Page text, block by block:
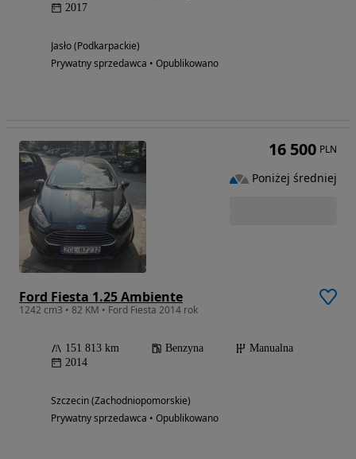
2017
Jasło (Podkarpackie)
Prywatny sprzedawca • Opublikowano
Ford Fiesta 1.25 Ambiente
1242 cm3 • 82 KM • Ford Fiesta 2014 rok
151 813 km Benzyna
Manualna
2014
Szczecin (Zachodniopomorskie)
Prywatny sprzedawca • Opublikowano
16 500 PLN
Poniżej średniej